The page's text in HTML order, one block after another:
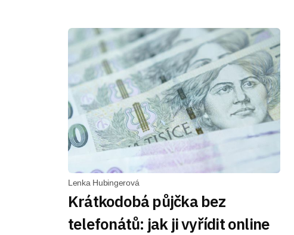
Lenka Hubingerová
Krátkodobá půjčka bez
telefonátů: jak ji vyřídit online